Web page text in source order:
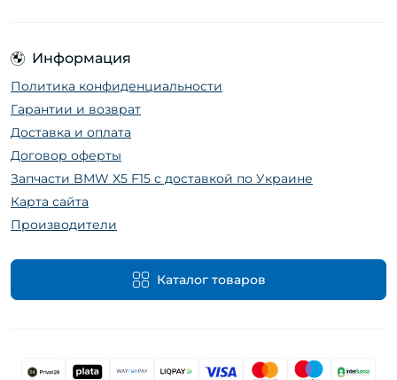
Информация
Политика конфиденциальности
Гарантии и возврат
Доставка и оплата
Договор оферты
Запчасти BMW X5 F15 с доставкой по Украине
Карта сайта
Производители
Каталог товаров